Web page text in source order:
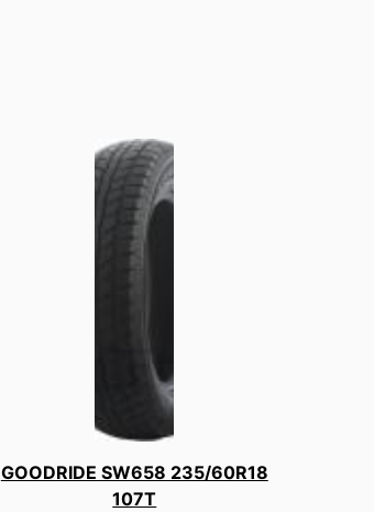
GOODRIDE SW658 235/60R18
107T